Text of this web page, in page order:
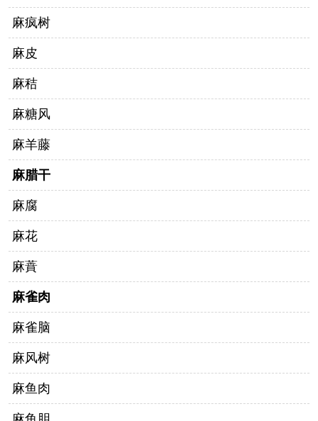
麻疯树
麻皮
麻秸
麻糖风
麻羊藤
麻腊干
麻腐
麻花
麻蕡
麻雀肉
麻雀脑
麻风树
麻鱼肉